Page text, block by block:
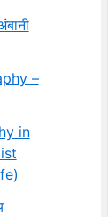
–
in